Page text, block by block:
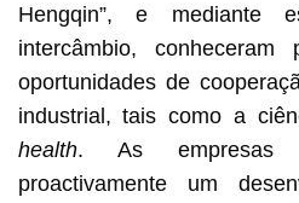
Hengqin”, e mediante
intercâmbio, conheceram
oportunidades de
industrial, tais como a
health. As empresas
proactivamente um